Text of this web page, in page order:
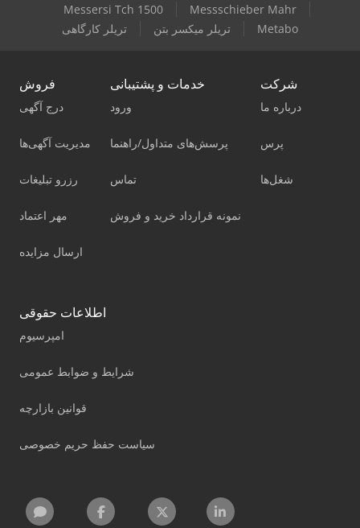
Messersi Tch 1500
Messschieber Mahr
تریلر کارگاهی
تریلر میکسر بتن Metabo
فروش
درج آگهی
مدیریت آگهی‌ها
رزرو تبلیغات
مهر اعتماد
ارسال مزایده
خدمات و پشتیبانی
ورود
پرسش‌های متداول/راهنما
تماس
نمونه قرارداد خرید و فروش
شرکت
درباره ما
پرس
شغل‌ها
اطلاعات حقوقی
امپرسیوم
شرایط و ضوابط عمومی
قوانین بازارچه
سیاست حفظ حریم خصوصی